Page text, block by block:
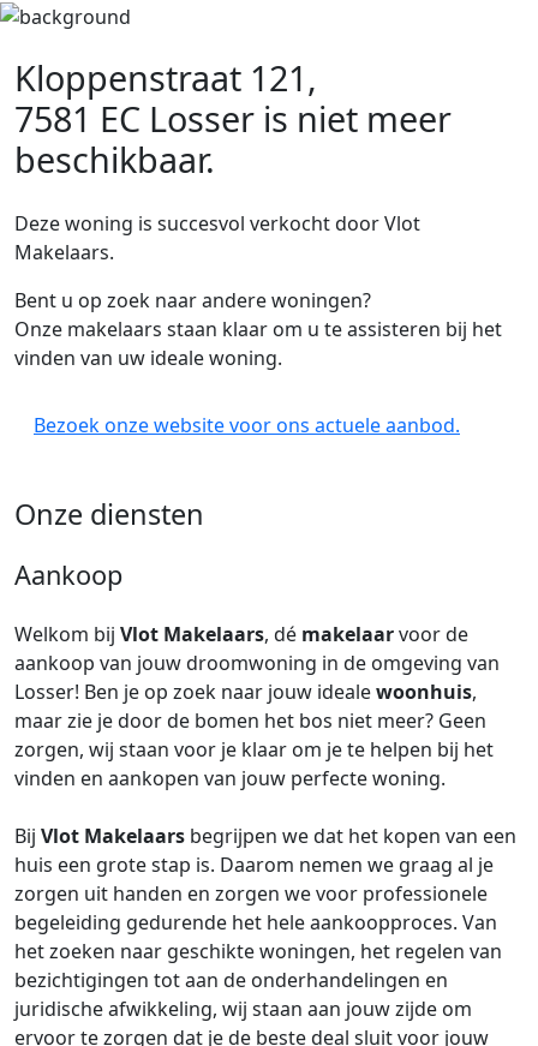
Kloppenstraat 121,
7581 EC Losser is niet meer
beschikbaar.
Deze woning is succesvol verkocht door Vlot
Makelaars.
Bent u op zoek naar andere woningen?
Onze makelaars staan klaar om u te assisteren bij het
vinden van uw ideale woning.
Bezoek onze website voor ons actuele aanbod.
Onze diensten
Aankoop
Welkom bij Vlot Makelaars, dé makelaarvoor de
aankoop van jouw droomwoning in de omgeving van
Losser! Ben je op zoek naar jouw idealewoonhuis,
maar zie je door de bomen het bos niet meer? Geen
zorgen, wij staan voor je klaar om je te helpen bij het
vinden en aankopen van jouw perfecte woning.
Bij Vlot Makelaars begrijpen we dat het kopen van een
huis een grote stap is. Daarom nemen we graag al je
zorgen uit handen en zorgen we voor professionele
begeleiding gedurende het hele aankoopproces. Van
het zoeken naar geschikte woningen, het regelen van
bezichtigingen tot aan de onderhandelingen en
juridische afwikkeling, wij staan aan jouw zijde om
ervoor te zorgen dat je de beste deal sluit voor jouw